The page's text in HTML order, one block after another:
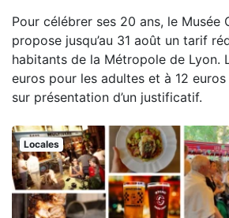
Pour célébrer ses 20 ans, le Musée
propose jusqu’au 31 août un tarif
habitants de la Métropole de Lyon.
euros pour les adultes et à 12
sur présentation d’un justificatif.
Locales